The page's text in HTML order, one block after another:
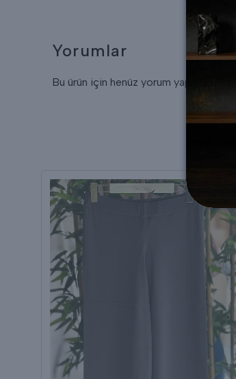
Yorumlar
Bu ürün için henüz yorum yapılmamış.